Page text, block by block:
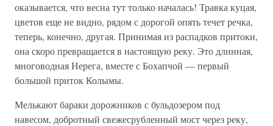
оказывается, что весна тут только началась! Травка куцая,
цветов еще не видно, рядом с дорогой опять течет речка,
теперь, конечно, другая. Принимая из распадков притоки,
она скоро превращается в настоящую реку. Это длинная,
многоводная Нерега, вместе с Бохапчой — первый
большой приток Колымы.
Мелькают бараки дорожников с бульдозером под
навесом, добротный свежесрубленный мост через реку,